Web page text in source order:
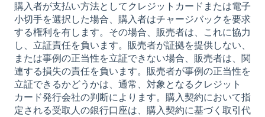
購入者が支払い方法としてクレジットカードまたは電子
小切手を選択した場合、購入者はチャージバックを要求
する権利を有します。その場合、販売者は、これに協力
し、立証責任を負います。販売者が証拠を提供しない、
または事例の正当性を立証できない場合、販売者は、関
連する損失の責任を負います。販売者が事例の正当性を
立証できるかどうかは、通常、対象となるクレジット
カード発行会社の判断によります。購入契約において指
定される受取人の銀行口座は、購入契約に基づく取引代